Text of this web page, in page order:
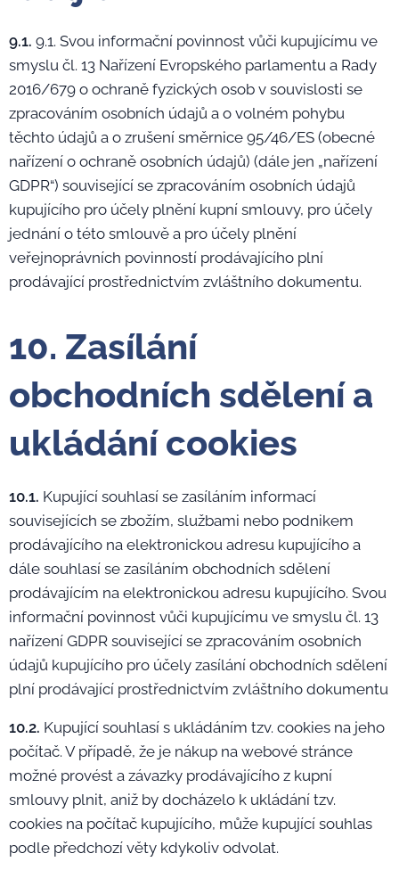
9.1. 9.1. Svou informační povinnost vůči kupujícímu ve
smyslu čl. 13 Nařízení Evropského parlamentu a Rady
2016/679 o ochraně fyzických osob v souvislosti se
zpracováním osobních údajů a o volném pohybu
těchto údajů a o zrušení směrnice 95/46/ES (obecné
nařízení o ochraně osobních údajů) (dále jen „nařízení
GDPR“) související se zpracováním osobních údajů
kupujícího pro účely plnění kupní smlouvy, pro účely
jednání o této smlouvě a pro účely plnění
veřejnoprávních povinností prodávajícího plní
prodávající prostřednictvím zvláštního dokumentu.
10. Zasílání
obchodních sdělení a
ukládání cookies
10.1. Kupující souhlasí se zasíláním informací
souvisejících se zbožím, službami nebo podnikem
prodávajícího na elektronickou adresu kupujícího a
dále souhlasí se zasíláním obchodních sdělení
prodávajícím na elektronickou adresu kupujícího. Svou
informační povinnost vůči kupujícímu ve smyslu čl. 13
nařízení GDPR související se zpracováním osobních
údajů kupujícího pro účely zasílání obchodních sdělení
plní prodávající prostřednictvím zvláštního dokumentu
10.2. Kupující souhlasí s ukládáním tzv. cookies na jeho
počítač. V případě, že je nákup na webové stránce
možné provést a závazky prodávajícího z kupní
smlouvy plnit, aniž by docházelo k ukládání tzv.
cookies na počítač kupujícího, může kupující souhlas
podle předchozí věty kdykoliv odvolat.